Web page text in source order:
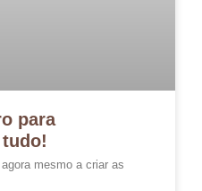
para
mesmo a criar as